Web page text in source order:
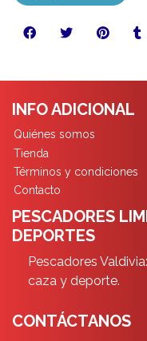
INFO ADICIONAL
Quiénes somos
Tienda
Términos y condiciones
Contacto
PESCADORES
DEPORTES
Pescadores
caza y deporte.
CONTÁCTANOS